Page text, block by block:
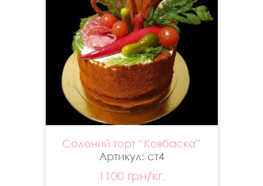
Солоний торт “Ковбаска”
Артикул: ст4
1100 грн/кг.